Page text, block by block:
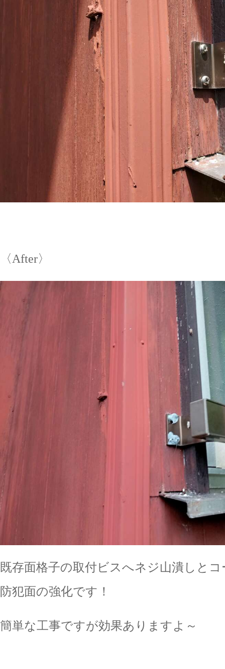
〈After〉
既存面格子の取付ビスへネジ山潰しと
防犯面の強化です！
簡単な工事ですが効果ありますよ～